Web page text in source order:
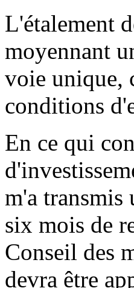
L'étalement
moyennant
voie unique,
conditions
En ce qui
m'a transmis
six mois de
Conseil des
devra être